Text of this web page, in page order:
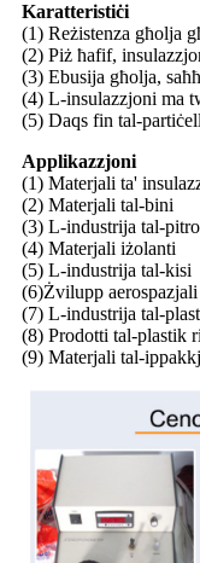
Karatteristiċi
(1) Reżistenza għolja
(2) Piż ħafif,
(3) Ebusija għolja,
(4) L-insulazzjoni ma
(5) Daqs fin tal-
Applikazzjoni
(1) Materjali ta'
(2) Materjali tal-bini
(3) L-industrija tal-
(4) Materjali iżolanti
(5) L-industrija tal-kisi
(6)Żvilupp
(7) L-industrija tal-
(8) Prodotti tal-plastik
(9) Materjali tal-